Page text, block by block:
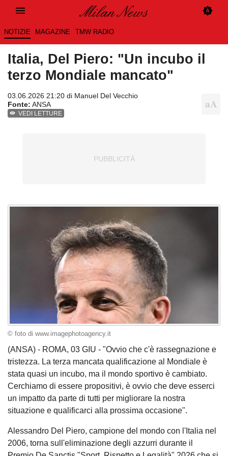
NOTIZIE MAGAZINE TMW RADIO
Italia, Del Piero: "Un incubo il
terzo Mondiale mancato"
03.06.2026 21:20 di Manuel Del Vecchio
Fonte: ANSA
VEDI LETTURE
© foto di www.imagephotoagency.it
(ANSA) - ROMA, 03 GIU - "Ovvio che c'è rassegnazione e
tristezza. La terza mancata qualificazione al Mondiale è
stata quasi un incubo, ma il mondo sportivo è cambiato.
Cerchiamo di essere propositivi, è ovvio che deve esserci
un impatto da parte di tutti per migliorare la nostra
situazione e qualificarci alla prossima occasione".
Alessandro Del Piero, campione del mondo con l'Italia nel
2006, torna sull'eliminazione degli azzurri durante il